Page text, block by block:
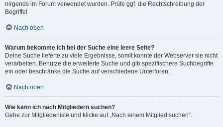
nirgends im Forum verwendet wurden. Prüfe ggf. die Rechtschreibung der
Begriffe!
Nach oben
Warum bekomme ich bei der Suche eine leere Seite?
Deine Suche lieferte zu viele Ergebnisse, somit konnte der Webserver sie nicht
verarbeiten. Benutze die erweiterte Suche und gib spezifischere Suchbegriffe
ein oder beschränke die Suche auf verschiedene Unterforen.
Nach oben
Wie kann ich nach Mitgliedern suchen?
Gehe zur Mitgliederliste und klicke auf „Nach einem Mitglied suchen“.